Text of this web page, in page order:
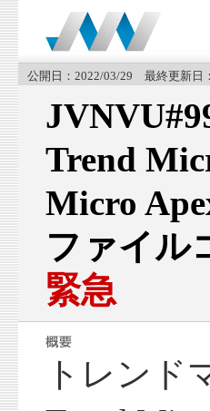
公開日：2022/03/29 最終更新日
Trend
Micro
ファイル
緊急
トレンド